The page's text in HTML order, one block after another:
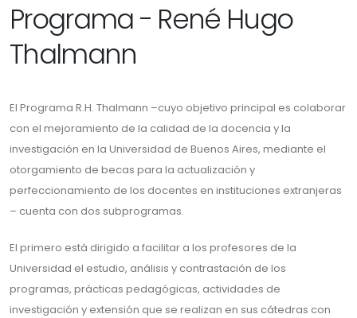
Programa - René Hugo
Thalmann
El Programa R.H. Thalmann –cuyo objetivo principal es colaborar
con el mejoramiento de la calidad de la docencia y la
investigación en la Universidad de Buenos Aires, mediante el
otorgamiento de becas para la actualización y
perfeccionamiento de los docentes en instituciones extranjeras
– cuenta con dos subprogramas.
El primero está dirigido a facilitar a los profesores de la
Universidad el estudio, análisis y contrastación de los
programas, prácticas pedagógicas, actividades de
investigación y extensión que se realizan en sus cátedras con